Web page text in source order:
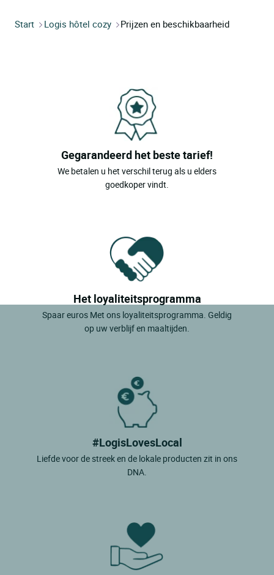
Start Logis hôtel cozy Prijzen en beschikbaarheid
Gegarandeerd het beste tarief!
We betalen u het verschil terug als u elders
goedkoper vindt.
Het loyaliteitsprogramma
Spaar euros Met ons loyaliteitsprogramma. Geldig
op uw verblijf en maaltijden.
#LogisLovesLocal
Liefde voor de streek en de lokale producten zit in ons
DNA.